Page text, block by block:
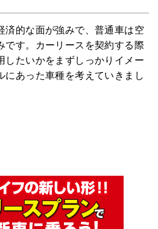
済的な面が強みで、普通車は空
です。カーリースを契約する際
したいかをまずしっかりイメー
にあった車種を考えていきまし